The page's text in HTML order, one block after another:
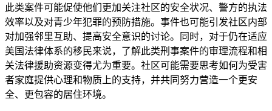
此类案件可能促使他们更加关注社区的安全状况、警方的执法
效率以及对青少年犯罪的预防措施。事件也可能引发社区内部
对加强邻里互助、提高安全意识的讨论。同时，对于仍在适应
美国法律体系的移民来说，了解此类刑事案件的审理流程和相
关法律援助资源变得尤为重要。社区可能需要思考如何为受害
者家庭提供心理和物质上的支持，并共同努力营造一个更安
全、更包容的居住环境。